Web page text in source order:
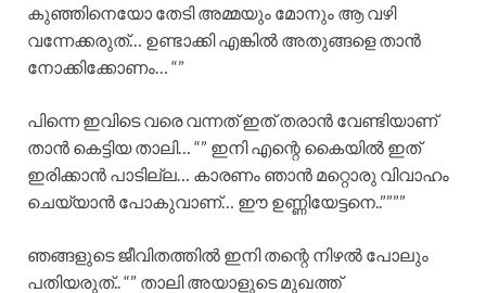
കുഞ്ഞിനെയോ തേടി അമ്മയും മോനും ആ വഴി
വന്നേക്കരുത്… ഉണ്ടാക്കി എങ്കിൽ അതുങ്ങളെ താൻ
നോക്കിക്കോണം… “”
പിന്നെ ഇവിടെ വരെ വന്നത് ഇത് തരാൻ വേണ്ടിയാണ്
താൻ കെട്ടിയ താലി… “” ഇനി എന്റെ കൈയിൽ ഇത്
ഇരിക്കാൻ പാടില്ല… കാരണം ഞാൻ മറ്റൊരു വിവാഹം
ചെയ്യാൻ പോകുവാണ്… ഈ ഉണ്ണിയേട്ടനെ..””””
ഞങ്ങളുടെ ജീവിതത്തിൽ ഇനി തന്റെ നിഴൽ പോലും
പതിയരുത്.. “” താലി അയാളുടെ മുഖത്ത്